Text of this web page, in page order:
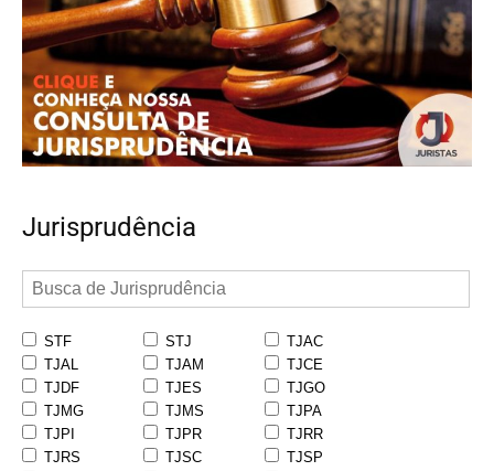
Jurisprudência
STF STJ
TJAC
TJAL
TJAM
TJCE
TJDF
TJES
TJGO
TJMG
TJMS
TJPA
TJPI
TJPR
TJRR
TJRS
TJSC
TJSP